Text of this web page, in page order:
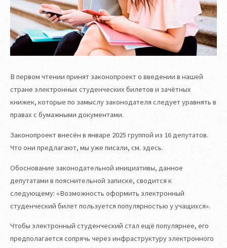
В первом чтении принят законопроект о введении в нашей
стране электронных студенческих билетов и зачётных
книжек, которые по замыслу законодателя следует уравнять в
правах с бумажными документами.
Законопроект внесён в январе 2025 группой из 16 депутатов.
Что они предлагают, мы уже писали, см. здесь.
Обоснование законодательной инициативы, данное
депутатами в пояснительной записке, сводится к
следующему: «Возможность оформить электронный
студенческий билет пользуется популярностью у учащихся».
Чтобы электронный студенческий стал ещё популярнее, его
предполагается сопрячь через инфраструктуру электронного